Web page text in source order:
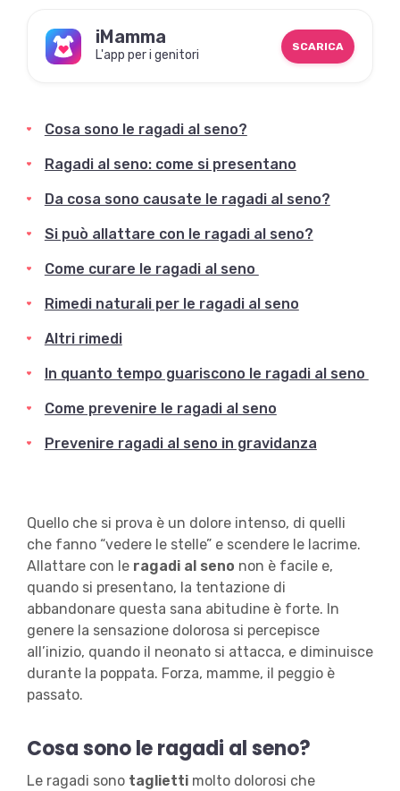
iMamma
L'app per i genitori
SCARICA
Cosa sono le ragadi al seno?
Ragadi al seno: come si presentano
Da cosa sono causate le ragadi al seno?
Si può allattare con le ragadi al seno?
Come curare le ragadi al seno
Rimedi naturali per le ragadi al seno
Altri rimedi
In quanto tempo guariscono le ragadi al seno
Come prevenire le ragadi al seno
Prevenire ragadi al seno in gravidanza
Quello che si prova è un dolore intenso, di quelli
che fanno “vedere le stelle” e scendere le lacrime.
Allattare con le ragadi al seno non è facile e,
quando si presentano, la tentazione di
abbandonare questa sana abitudine è forte. In
genere la sensazione dolorosa si percepisce
all’inizio, quando il neonato si attacca, e diminuisce
durante la poppata. Forza, mamme, il peggio è
passato.
Cosa sono le ragadi al seno?
Le ragadi sono tagliettimolto dolorosi che